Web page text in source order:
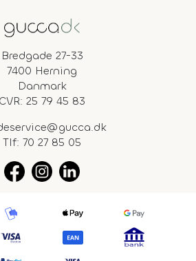
Bredgade 27-33
7400 Herning
Danmark
CVR: 25 79 45 83
Tlf: 70 27 85 05